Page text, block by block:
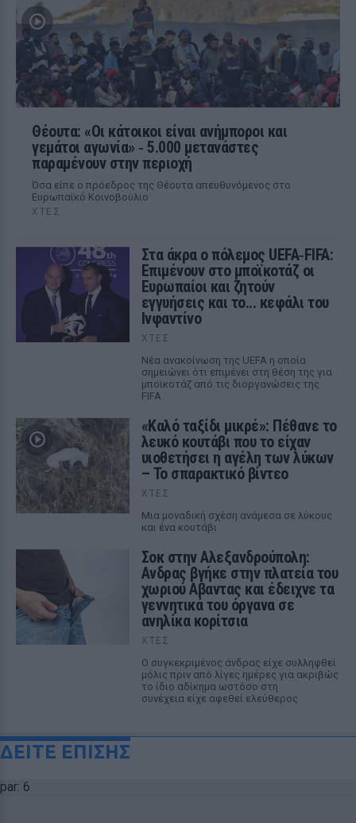
Θέουτα: «Οι κάτοικοι είναι ανήμποροι και
γεμάτοι αγωνία» ‑ 5.000 μετανάστες
παραμένουν στην περιοχή
Όσα είπε ο πρόεδρος της Θέουτα απευθυνόμενος στο
Ευρωπαϊκό Κοινοβούλιο
ΧΤΕΣ
Στα άκρα ο πόλεμος UEFA‑FIFA:
Επιμένουν στο μποϊκοτάζ οι
Ευρωπαίοι και ζητούν
εγγυήσεις και το... κεφάλι του
Ινφαντίνο
ΧΤΕΣ
Νέα ανακοίνωση της UEFA η οποία
σημειώνει ότι επιμένει στη θέση της για
μποϊκοτάζ από τις διοργανώσεις της
FIFA
«Καλό ταξίδι μικρέ»: Πέθανε το
λευκό κουτάβι που το είχαν
υιοθετήσει η αγέλη των λύκων
– Το σπαρακτικό βίντεο
ΧΤΕΣ
Μια μοναδική σχέση ανάμεσα σε λύκους
και ένα κουτάβι
Σοκ στην Αλεξανδρούπολη:
Ανδρας βγήκε στην πλατεία του
χωριού Αβαντας και έδειχνε τα
γεννητικά του όργανα σε
ανηλίκα κορίτσια
ΧΤΕΣ
Ο συγκεκριμένος άνδρας είχε συλληφθεί
μόλις πριν από λίγες ημέρες για ακριβώς
το ίδιο αδίκημα ωστόσο στη
συνέχεια είχε αφεθεί ελεύθερος
ΔΕΙΤΕ ΕΠΙΣΗΣ
par: 6